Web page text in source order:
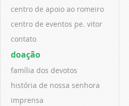
centro de apoio ao romeiro
centro de eventos pe. vitor
contato
doação
família dos devotos
história de nossa senhora
imprensa